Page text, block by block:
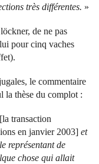
très différentes. »
de ne pas
pour cinq vaches
le commentaire
la thèse du complot :
[la transaction
en janvier 2003] et
représentant de
chose qui allait